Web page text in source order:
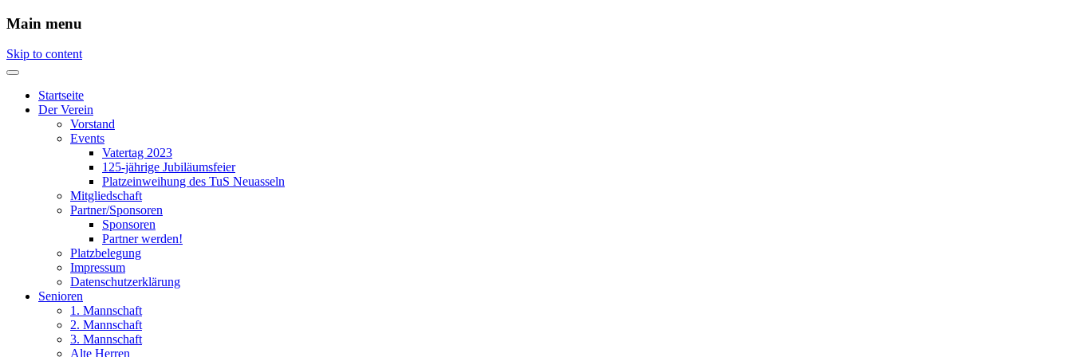
Main menu
Skip to content
Startseite
Der Verein
Vorstand
Events
Vatertag 2023
125-jährige Jubiläumsfeier
Platzeinweihung des TuS Neuasseln
Mitgliedschaft
Partner/Sponsoren
Sponsoren
Partner werden!
Platzbelegung
Impressum
Datenschutzerklärung
Senioren
1. Mannschaft
2. Mannschaft
3. Mannschaft
Alte Herren